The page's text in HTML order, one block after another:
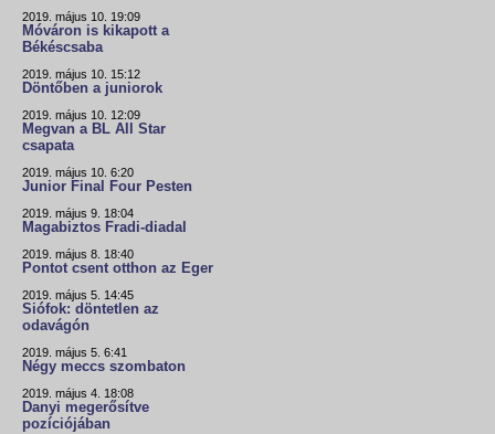
2019. május 10. 19:09
Móváron is kikapott a
Békéscsaba
2019. május 10. 15:12
Döntőben a juniorok
2019. május 10. 12:09
Megvan a BL All Star
csapata
2019. május 10. 6:20
Junior Final Four Pesten
2019. május 9. 18:04
Magabiztos Fradi-diadal
2019. május 8. 18:40
Pontot csent otthon az Eger
2019. május 5. 14:45
Siófok: döntetlen az
odavágón
2019. május 5. 6:41
Négy meccs szombaton
2019. május 4. 18:08
Danyi megerősítve
pozíciójában